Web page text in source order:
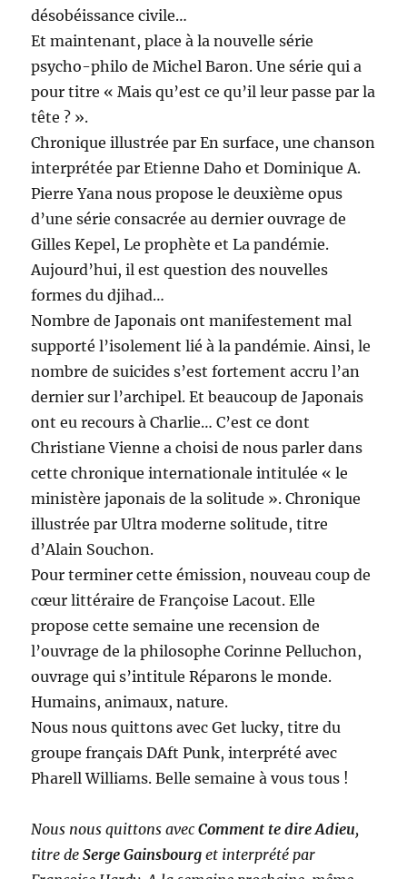
désobéissance civile…
Et maintenant, place à la nouvelle série
psycho-philo de Michel Baron. Une série qui a
pour titre « Mais qu’est ce qu’il leur passe par la
tête ? ».
Chronique illustrée par En surface, une chanson
interprétée par Etienne Daho et Dominique A.
Pierre Yana nous propose le deuxième opus
d’une série consacrée au dernier ouvrage de
Gilles Kepel, Le prophète et La pandémie.
Aujourd’hui, il est question des nouvelles
formes du djihad…
Nombre de Japonais ont manifestement mal
supporté l’isolement lié à la pandémie. Ainsi, le
nombre de suicides s’est fortement accru l’an
dernier sur l’archipel. Et beaucoup de Japonais
ont eu recours à Charlie… C’est ce dont
Christiane Vienne a choisi de nous parler dans
cette chronique internationale intitulée « le
ministère japonais de la solitude ». Chronique
illustrée par Ultra moderne solitude, titre
d’Alain Souchon.
Pour terminer cette émission, nouveau coup de
cœur littéraire de Françoise Lacout. Elle
propose cette semaine une recension de
l’ouvrage de la philosophe Corinne Pelluchon,
ouvrage qui s’intitule Réparons le monde.
Humains, animaux, nature.
Nous nous quittons avec Get lucky, titre du
groupe français DAft Punk, interprété avec
Pharell Williams. Belle semaine à vous tous !
Nous nous quittons avecComment te dire Adieu,
titre deSerge Gainsbourg et interprété par